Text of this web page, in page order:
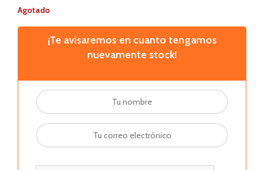
Agotado
¡Te avisaremos en cuanto tengamos
nuevamente stock!